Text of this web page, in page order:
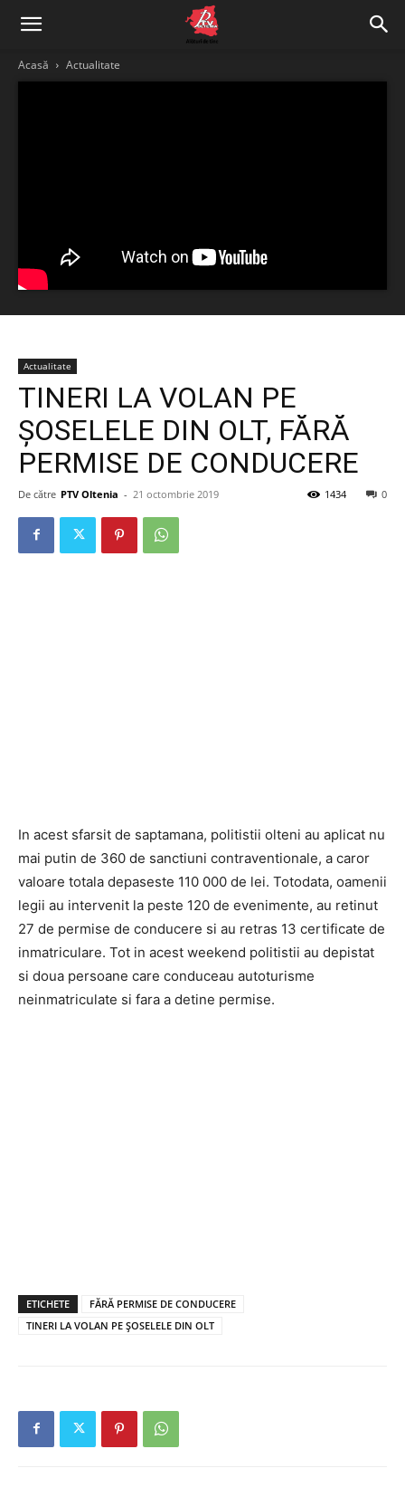
Acasă Actualitate
Actualitate
TINERI LA VOLAN PE
ŞOSELELE DIN OLT, FĂRĂ
PERMISE DE CONDUCERE
De către PTV Oltenia - 21 octombrie 2019 0
1434
In acest sfarsit de saptamana, politistii olteni au aplicat nu
mai putin de 360 de sanctiuni contraventionale, a caror
valoare totala depaseste 110 000 de lei. Totodata, oamenii
legii au intervenit la peste 120 de evenimente, au retinut
27 de permise de conducere si au retras 13 certificate de
inmatriculare. Tot in acest weekend politistii au depistat
si doua persoane care conduceau autoturisme
neinmatriculate si fara a detine permise.
ETICHETE
FĂRĂ PERMISE DE CONDUCERE
TINERI LA VOLAN PE ŞOSELELE DIN OLT